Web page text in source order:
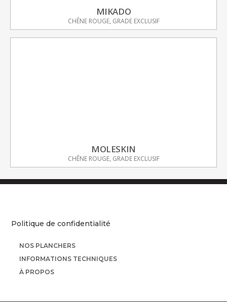
MIKADO
CHÊNE ROUGE, GRADE EXCLUSIF
MOLESKIN
CHÊNE ROUGE, GRADE EXCLUSIF
Politique de confidentialité
NOS PLANCHERS
INFORMATIONS TECHNIQUES
À PROPOS